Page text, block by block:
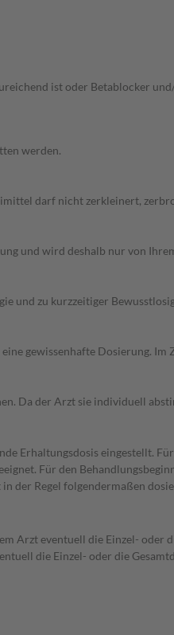
ist oder Betablocker
werden.
darf nicht zerkleinert,
und wird deshalb nur von
und zu kurzzeitiger
gewissenhafte Dosierung.
Da der Arzt sie individuell
Erhaltungsdosis eingestellt.
Für den
der Regel folgendermaßen
Arzt eventuell die Einzel- oder
die Einzel- oder die